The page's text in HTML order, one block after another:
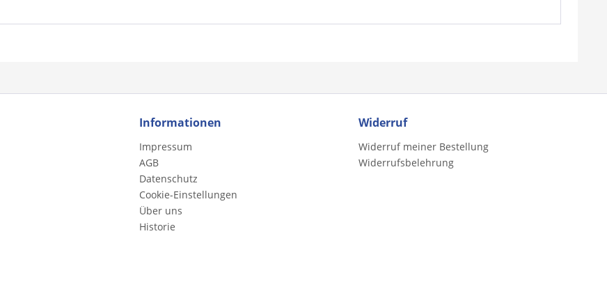
Informationen
Impressum
AGB
Datenschutz
Cookie-Einstellungen
Über uns
Historie
Widerruf
Widerruf meiner Bestellung
Widerrufsbelehrung